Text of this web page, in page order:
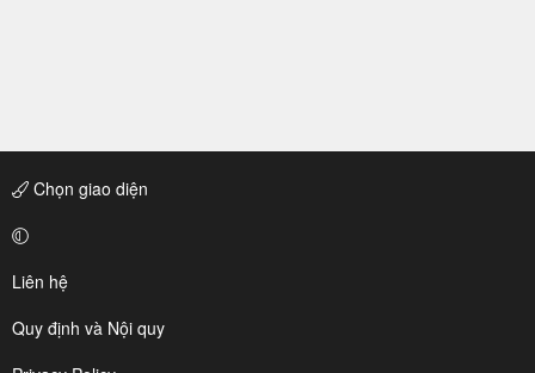
Chọn giao diện
Liên hệ
Quy định và Nội quy